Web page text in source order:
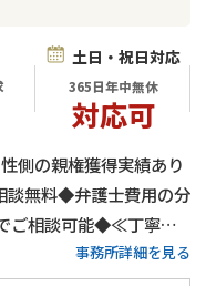
土日・祝日対応
365日年中無休
対応可
側の親権獲得実績あり
無料◆弁護士費用の分
ご相談可能◆≪丁寧な
事務所詳細を見る